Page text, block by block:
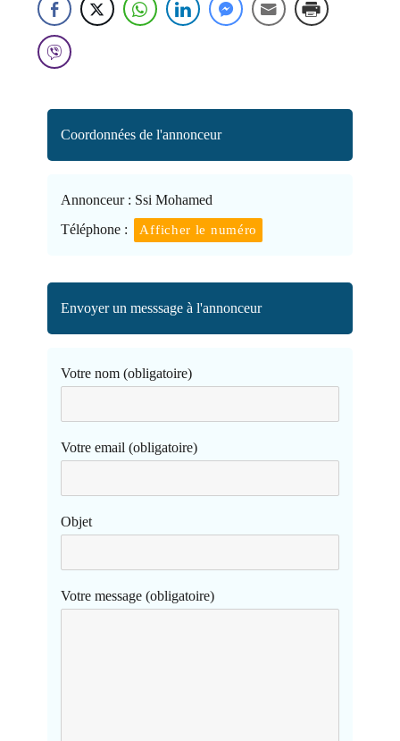
Coordonnées de l'annonceur
Annonceur : Ssi Mohamed
Téléphone :
Afficher le numéro
Envoyer un messsage à l'annonceur
Votre nom (obligatoire)
Votre email (obligatoire)
Objet
Votre message (obligatoire)